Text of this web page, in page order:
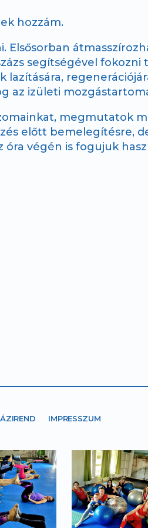
hozzám.
segítségével fokozni
lazítására,
az izületi
megmutatok
előtt bemelegítésre,
óra végén is fogujuk
IMPRESSZUM